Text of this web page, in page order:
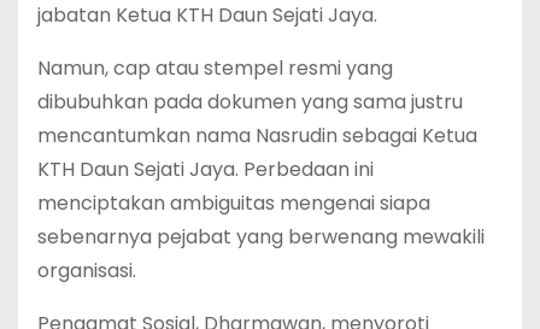
jabatan Ketua KTH Daun Sejati Jaya.
‎Namun, cap atau stempel resmi yang
dibubuhkan pada dokumen yang sama justru
mencantumkan nama Nasrudin sebagai Ketua
KTH Daun Sejati Jaya. Perbedaan ini
menciptakan ambiguitas mengenai siapa
sebenarnya pejabat yang berwenang mewakili
organisasi.